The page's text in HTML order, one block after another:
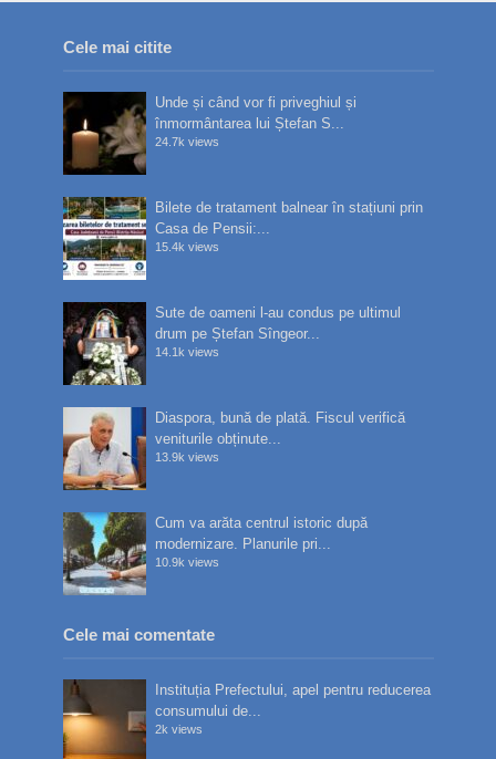
Cele mai citite
Unde și când vor fi priveghiul și
înmormântarea lui Ștefan S...
24.7k views
Bilete de tratament balnear în stațiuni prin
Casa de Pensii:...
15.4k views
Sute de oameni l-au condus pe ultimul
drum pe Ștefan Sîngeor...
14.1k views
Diaspora, bună de plată. Fiscul verifică
veniturile obținute...
13.9k views
Cum va arăta centrul istoric după
modernizare. Planurile pri...
10.9k views
Cele mai comentate
Instituția Prefectului, apel pentru reducerea
consumului de...
2k views